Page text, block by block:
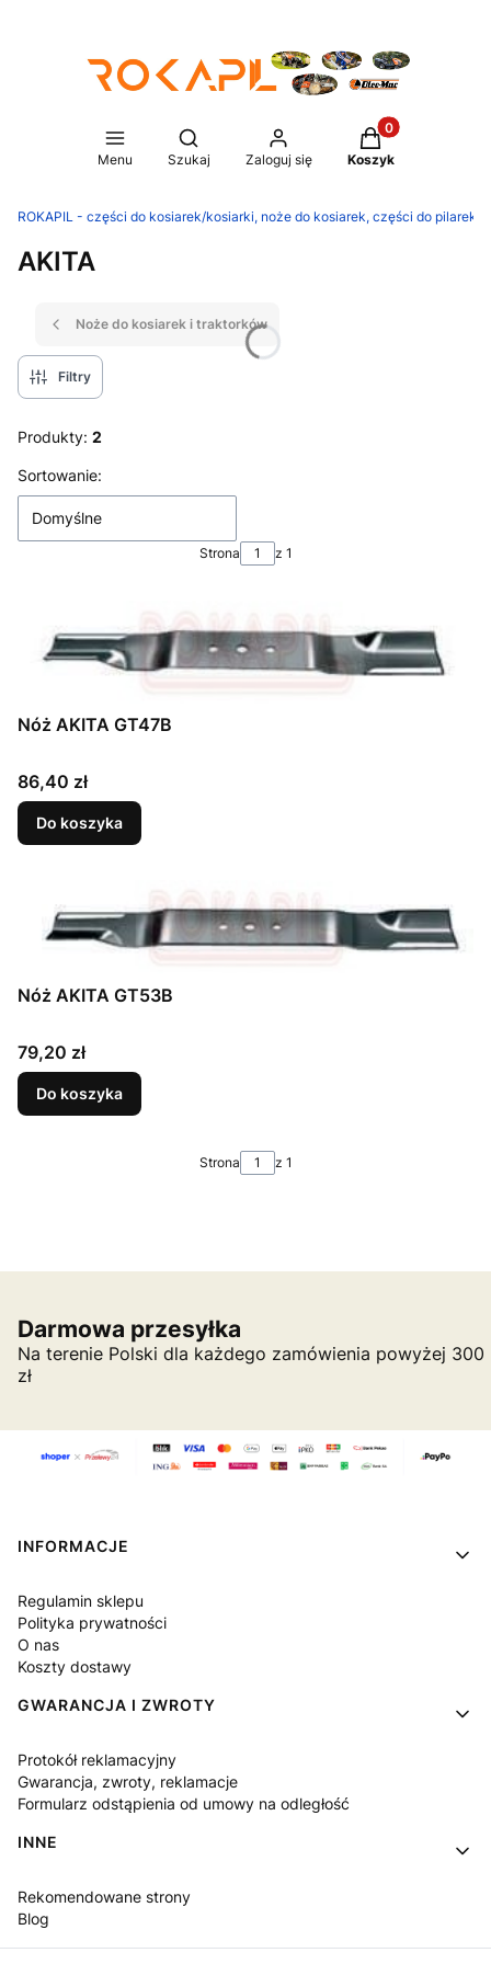
Menu
Otwórz wyszukiwarkę
Szukaj Zaloguj się
Produkty w
Koszyk
ROKAPIL - części do kosiarek/kosiarki, noże do kosiarek, części do pilarek/
AKITA
Noże do kosiarek i traktorków
Filtry
Produkty: 2
Lista produktów
Sortowanie:
Domyślne
Strona z 1
Nóż AKITA GT47B
Cena
86,40 zł
Do koszyka
Nóż AKITA GT53B
Cena
79,20 zł
Do koszyka
Strona z 1
Darmowa przesyłka
Na terenie Polski dla każdego zamówienia powyżej 300
zł
Linki w stopce
INFORMACJE
Regulamin sklepu
Polityka prywatności
O nas
Koszty dostawy
GWARANCJA I ZWROTY
Protokół reklamacyjny
Gwarancja, zwroty, reklamacje
Formularz odstąpienia od umowy na odległość
INNE
Rekomendowane strony
Blog